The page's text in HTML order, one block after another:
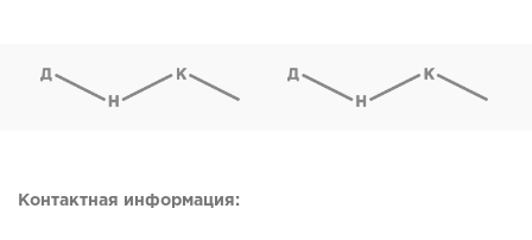
Контактная информация: